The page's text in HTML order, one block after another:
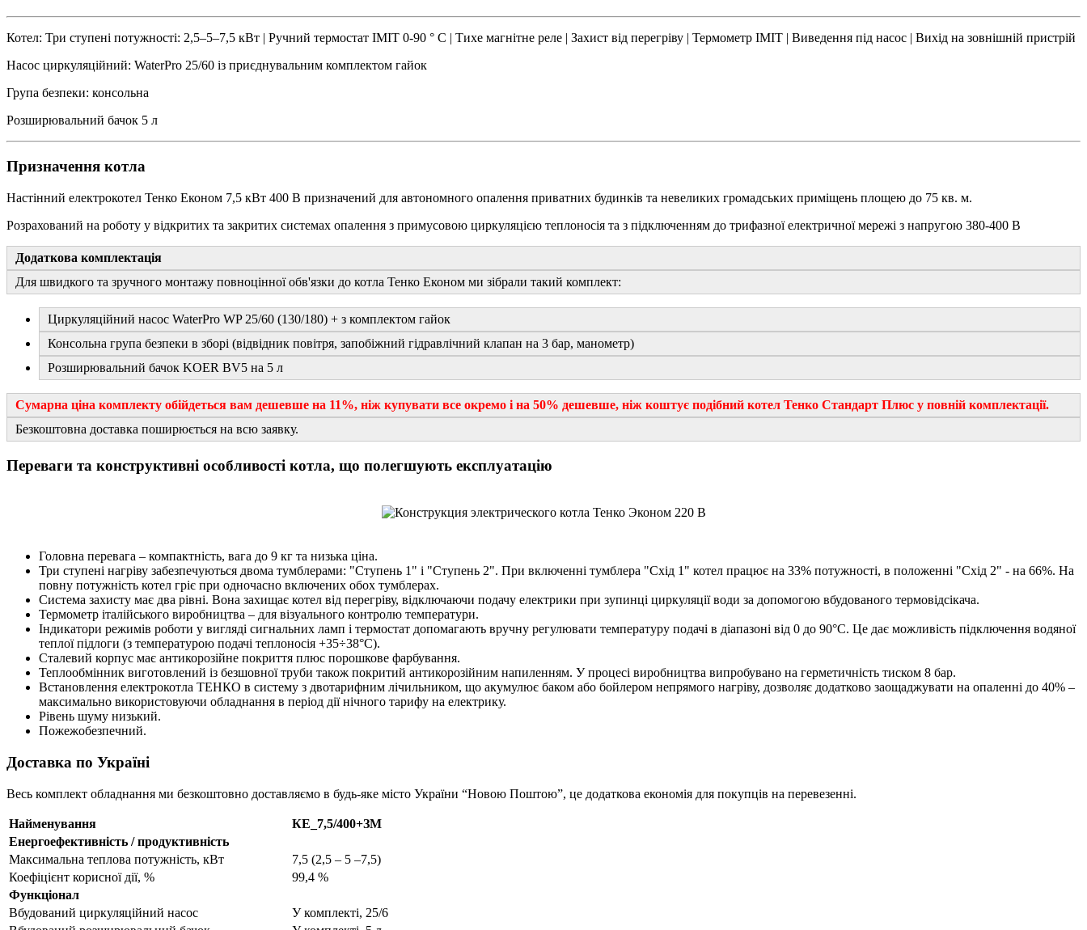
Котел: Три ступені потужності: 2,5–5–7,5 кВт | Ручний термостат IMIT 0-90 ° С | Тихе магнітне реле | Захист від перегріву | Термометр IMIT | Виведення під насос | Вихід на зовнішній пристрій
Насос циркуляційний: WaterPro 25/60 із приєднувальним комплектом гайок
Група безпеки: консольна
Розширювальний бачок 5 л
Призначення котла
Настінний електрокотел Тенко Економ 7,5 кВт 400 В призначений для автономного опалення приватних будинків та невеликих громадських приміщень площею до 75 кв. м.
Розрахований на роботу у відкритих та закритих системах опалення з примусовою циркуляцією теплоносія та з підключенням до трифазної електричної мережі з напругою 380-400 В
Додаткова комплектація
Для швидкого та зручного монтажу повноцінної обв'язки до котла Тенко Економ ми зібрали такий комплект:
Циркуляційний насос WaterPro WP 25/60 (130/180) + з комплектом гайок
Консольна група безпеки в зборі (відвідник повітря, запобіжний гідравлічний клапан на 3 бар, манометр)
Розширювальний бачок KOER BV5 на 5 л
Сумарна ціна комплекту обійдеться вам дешевше на 11%, ніж купувати все окремо і на 50% дешевше, ніж коштує подібний котел Тенко Стандарт Плюс у повній комплектації.​
Безкоштовна доставка поширюється на всю заявку.
Переваги та конструктивні особливості котла, що полегшують експлуатацію
Головна перевага – компактність, вага до 9 кг та низька ціна.
Три ступені нагріву забезпечуються двома тумблерами: "Ступень 1" і "Ступень 2". При включенні тумблера "Схід 1" котел працює на 33% потужності, в положенні "Схід 2" - на 66%. На
повну потужність котел гріє при одночасно включених обох тумблерах.
Система захисту має два рівні. Вона захищає котел від перегріву, відключаючи подачу електрики при зупинці циркуляції води за допомогою вбудованого термовідсікача.
Термометр італійського виробництва – для візуального контролю температури.
Індикатори режимів роботи у вигляді сигнальних ламп і термостат допомагають вручну регулювати температуру подачі в діапазоні від 0 до 90°С. Це дає можливість підключення водяної
теплої підлоги (з температурою подачі теплоносія +35÷38°C).
Сталевий корпус має антикорозійне покриття плюс порошкове фарбування.
Теплообмінник виготовлений із безшовної труби також покритий антикорозійним напиленням. У процесі виробництва випробувано на герметичність тиском 8 бар.
Встановлення електрокотла ТЕНКО в систему з двотарифним лічильником, що акумулює баком або бойлером непрямого нагріву, дозволяє додатково заощаджувати на опаленні до 40% –
максимально використовуючи обладнання в період дії нічного тарифу на електрику.
Рівень шуму низький.
Пожежобезпечний.
Доставка по Україні
Весь комплект обладнання ми безкоштовно доставляємо в будь-яке місто України “Новою Поштою”, це додаткова економія для покупців на перевезенні.
Найменування
КЕ_7,5/400+ЗМ
Енергоефективність / продуктивність
Максимальна теплова потужність, кВт
7,5 (2,5 – 5 –7,5)
Коефіцієнт корисної дії, %
99,4 %
Функціонал
Вбудований циркуляційний насос
У комплекті, 25/6